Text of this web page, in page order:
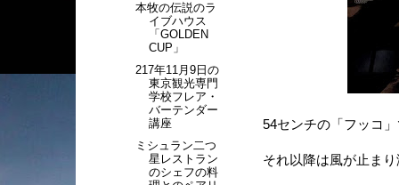
54センチの「フッコ
それ以降は風が止ま
本牧の伝説のラ
イブハウス
「GOLDEN
CUP」
217年11月9日の
東京観光専門
学校フレア・
バーテンダー
講座
ミシュラン二つ
星レストラン
のシェフの料